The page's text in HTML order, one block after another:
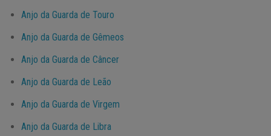
Anjo da Guarda de Touro
Anjo da Guarda de Gêmeos
Anjo da Guarda de Câncer
Anjo da Guarda de Leão
Anjo da Guarda de Virgem
Anjo da Guarda de Libra